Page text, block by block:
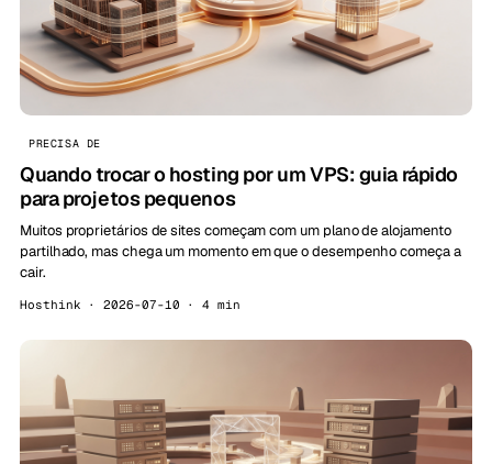
PRECISA DE
Quando trocar o hosting por um VPS: guia rápido
para projetos pequenos
Muitos proprietários de sites começam com um plano de alojamento
partilhado, mas chega um momento em que o desempenho começa a
cair.
Hosthink · 2026-07-10 · 4 min